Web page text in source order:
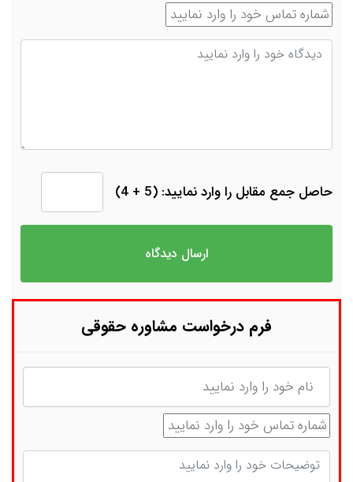
شماره تماس
دیدگاه
حاصل جمع مقابل را وارد نمایید: (5 + 4)
فرم درخواست مشاوره حقوقی
نام
شماره تماس
توضیحات